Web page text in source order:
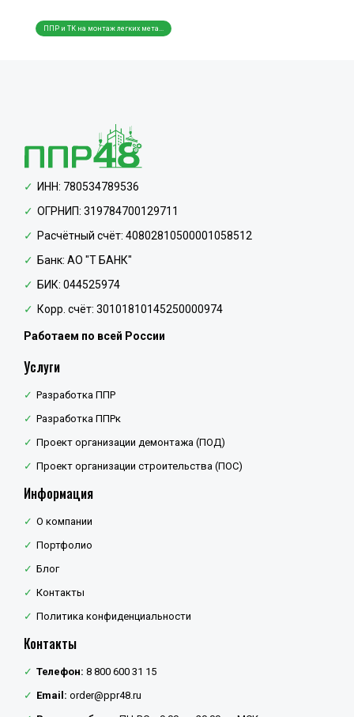
ППР и ТК на монтаж легких мета...
ППР и ТК на монтаж трубопровод...
ИНН: 780534789536
ОГРНИП: 319784700129711
Расчётный счёт: 40802810500001058512
Банк: АО "Т БАНК"
БИК: 044525974
Корр. счёт: 30101810145250000974
Работаем по всей России
Услуги
Разработка ППР
Разработка ППРк
Проект организации демонтажа (ПОД)
Проект организации строительства (ПОС)
Информация
О компании
Портфолио
Блог
Контакты
Политика конфиденциальности
Контакты
Телефон: 8 800 600 31 15
Email: order@ppr48.ru